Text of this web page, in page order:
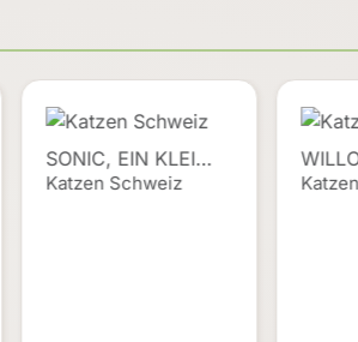
SONIC, EIN KLEI…
Katzen Schweiz